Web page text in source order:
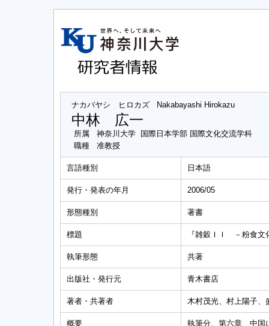
ナカバヤシ ヒロカズ Nakabayashi Hirokazu
中林 広一
所属
神奈川大学 国際日本学部 国際文化交流学科
職種
准教授
言語種別 日本語
発行・発表の年月 2006/05
形態種別 著書
標題 『雑穀ＩＩ －粉食文
執筆形態 共著
出版社・発行元 青木書店
著者・共著者 木村茂光、村上陽子、
概要 執筆分、第六章 中国